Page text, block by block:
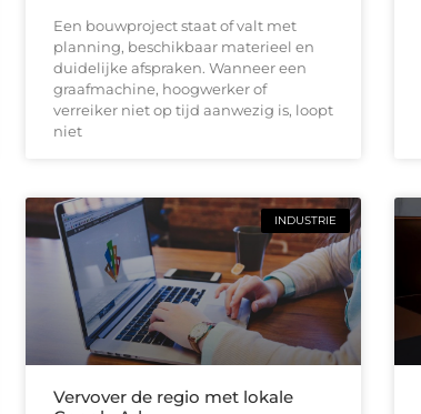
Een bouwproject staat of valt met
planning, beschikbaar materieel en
duidelijke afspraken. Wanneer een
graafmachine, hoogwerker of
verreiker niet op tijd aanwezig is, loopt
niet
INDUSTRIE
Vervover de regio met lokale